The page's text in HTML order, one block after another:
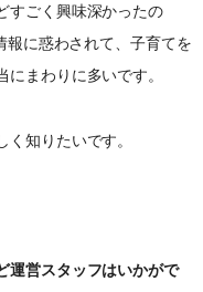
すごく興味深かったの
報に惑わされて、子育てを
まわりに多いです。
く知りたいです。
運営スタッフはいかがで